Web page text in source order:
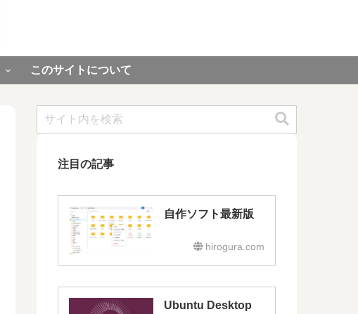
このサイトについて
注目の記事
自作ソフト最新版
hirogura.com
Ubuntu Desktop